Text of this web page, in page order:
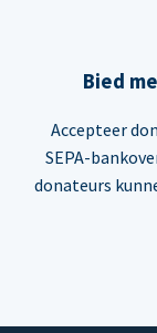
Bied
Accepteer
SEPA-
donateurs